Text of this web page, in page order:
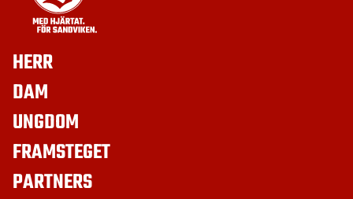
HERR
DAM
UNGDOM
FRAMSTEGET
PARTNERS